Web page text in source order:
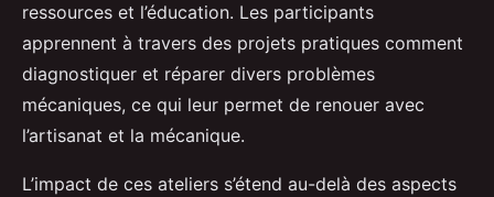
ressources et l’éducation. Les participants
apprennent à travers des projets pratiques comment
diagnostiquer et réparer divers problèmes
mécaniques, ce qui leur permet de renouer avec
l’artisanat et la mécanique.
L’impact de ces ateliers s’étend au-delà des aspects